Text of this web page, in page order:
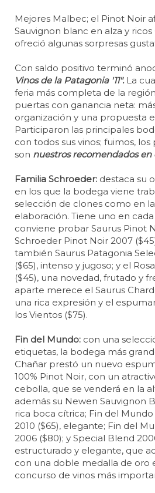
Mejores Malbec; el Pinot Noir
Sauvignon blanc en alza y ricos
ofreció algunas sorpresas
Con saldo positivo terminó
Vinos de la Patagonia '11".La
feria más completa de la
puertas con ganancia neta:
organización y una propuesta
Participaron las principales
con todos sus vinos; fuimos,
son nuestros recomendados en
Familia Schroeder: destaca su
en los que la bodega viene
selección de clones como en
elaboración. Tiene uno en
conviene probar Saurus Pinot
Schroeder Pinot Noir 2007
también Saurus Patagonia
($65), intenso y jugoso; y el
($45), una novedad, frutado y
aparte merece el Saurus
una rica expresión y el
los Vientos ($75).
Fin del Mundo: con una
etiquetas, la bodega más
Chañar prestó un nuevo
100% Pinot Noir, con un
cebolla, que se venderá en la
además su Newen Sauvignon
rica boca cítrica; Fin del
2010 ($65), elegante; Fin del
2006 ($80); y Special Blend
estructurado y elegante, que
con una doble medalla de oro
concurso de vinos más